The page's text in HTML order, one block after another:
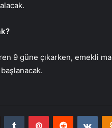
9 güne çıkarken, emekli
LinkedInTumblr PinterestReddit